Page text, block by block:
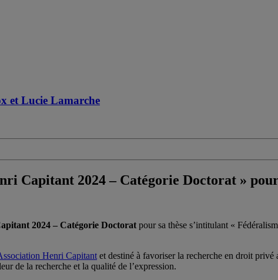
et Lucie Lamarche
Capitant 2024 – Catégorie Doctorat » pour
2024 – Catégorie Doctorat pour sa thèse s’intitulant «
Henri Capitant et destiné à favoriser la recherche en droit
de la recherche et la qualité de l’expression.